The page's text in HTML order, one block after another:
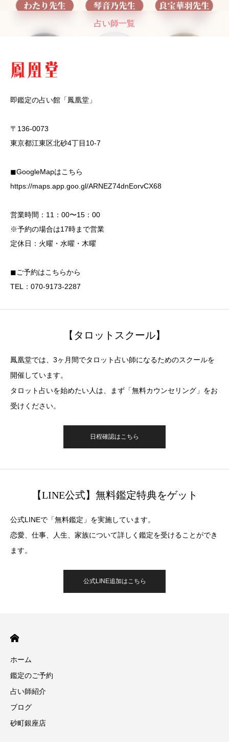
占い師一覧
即鑑定の占い館「鳳凰堂」
〒136-0073
東京都江東区北砂4丁目10-7
◼︎GoogleMapはこちら
https://maps.app.goo.gl/ARNEZ74dnEorvCX68
営業時間：11：00〜15：00
※予約の場合は17時まで営業
定休日：火曜・水曜・木曜
◼︎ご予約はこちらから
TEL：070-9173-2287
【タロットスクール】
鳳凰堂では、3ヶ月間でタロット占い師になるためのスクールを
開催しています。
タロット占いを始めたい人は、まず「無料カウンセリング」をお
受けください。
日程確認はこちら
【LINE公式】無料鑑定特典をゲット
公式LINEで「無料鑑定」を実施しています。
恋愛、仕事、人生、家族について詳しく鑑定を受けることができ
ます。
公式LINE追加はこちら
ホーム
鑑定のご予約
占い師紹介
ブログ
砂町銀座店